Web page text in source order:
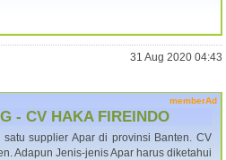
31 Aug 2020 04:43
memberAd
- CV HAKA FIREINDO
supplier Apar di provinsi Banten. CV
Adapun Jenis-jenis Apar harus diketahui